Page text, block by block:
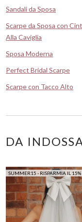
Sandali da Sposa
Scarpe da Sposa con
Alla Caviglia
Sposa Moderna
Perfect Bridal Scarpe
Scarpe con Tacco Alto
DA
SUMMER15 - RISPARMIA IL 15%